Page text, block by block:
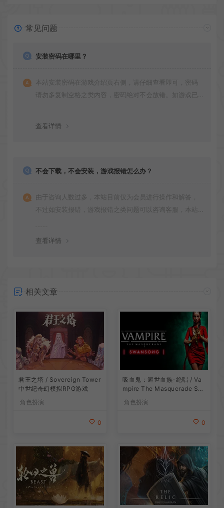
常见问题
安装密码在哪里？
本站安装密码在游戏介绍页右侧，请仔细查看即可，密码
请勿多复制空格之类内容，密码绝对不会放错。如游戏已
查看详情
不会下载，不会安装，游戏报错怎么办？
由于咨询人数过多，本站目前仅为会员进行操作和解答，
不过如安装报错，游戏报错之类问题可以咨询客服，本站
查看详情
相关文章
君王之塔 / Sovereign Tower
中世纪奇幻模拟RPG游戏
角色扮演
0
吸血鬼：避世血族-绝唱 / Va
mpire The Masquerade Sw
角色扮演
0